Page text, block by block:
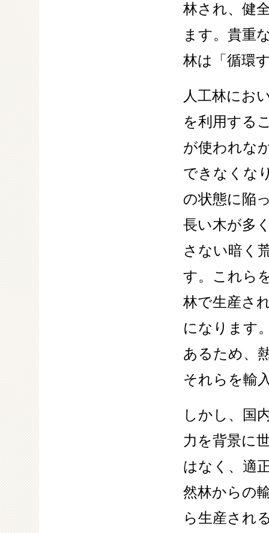
林され、健
ます。貴重
林は「循環
人工林にお
を利用する
が使われな
できなくな
の状態に陥
長い木が多
さない暗く
す。これら
林で生産さ
になります
あるため、
それらを輸
しかし、国
力を背景に
はなく、適
然林からの
ら生産され